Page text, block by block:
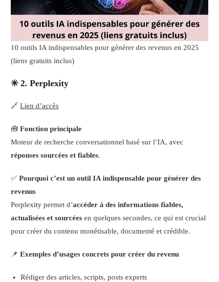
10 outils IA indispensables pour générer des revenus en 2025
(liens gratuits inclus)
✳️ 2. Perplexity
🔗Lien d’accès
🧰Fonction principale
Moteur de recherche conversationnel basé sur l’IA, avec
réponses sourcées et fiables.
✅Pourquoi c’est un outil IA indispensable pour générer des
revenus
Perplexity permet d’accéder à des informations fiables,
actualisées et sourcées en quelques secondes, ce qui est crucial
pour créer du contenu monétisable, documenté et crédible.
📌Exemples d’usages concrets pour créer du revenu
Rédiger des articles, scripts, posts experts